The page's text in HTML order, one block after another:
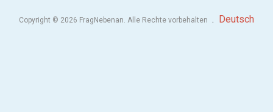
Copyright © 2026 FragNebenan. Alle Rechte vorbehalten . Deutsch